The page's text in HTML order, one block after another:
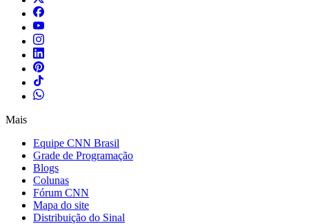
Mais
Equipe CNN Brasil
Grade de Programação
Blogs
Colunas
Fórum CNN
Mapa do site
Distribuição do Sinal